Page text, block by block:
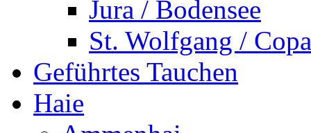
Jura / Bodensee
St. Wolfgang /
Geführtes Tauchen
Haie